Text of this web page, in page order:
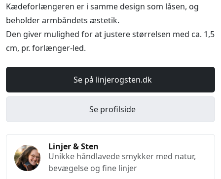
Kædeforlængeren er i samme design som låsen, og
beholder armbåndets æstetik.
Den giver mulighed for at justere størrelsen med ca. 1,5
cm, pr. forlænger-led.
Se på linjerogsten.dk
Se profilside
Linjer & Sten
Unikke håndlavede smykker med natur,
bevægelse og fine linjer